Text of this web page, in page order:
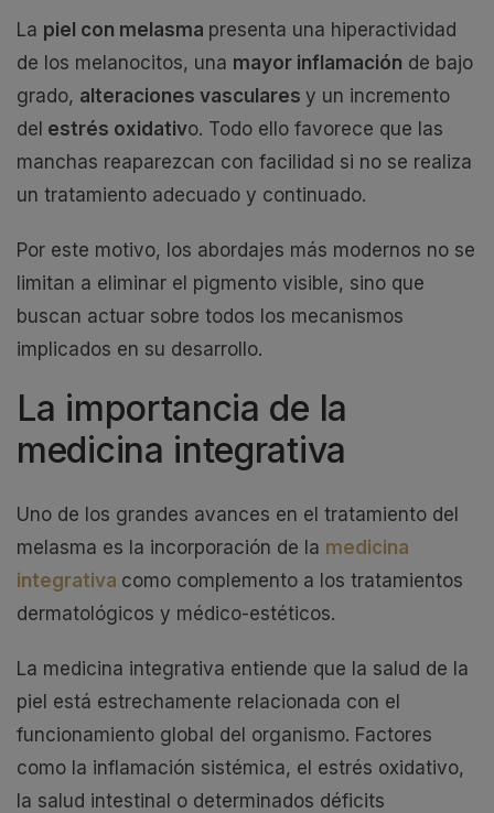
La piel con melasma presenta una hiperactividad
de los melanocitos, una mayor inflamación de bajo
grado, alteraciones vasculares y un incremento
del estrés oxidativo. Todo ello favorece que las
manchas reaparezcan con facilidad si no se realiza
un tratamiento adecuado y continuado.
Por este motivo, los abordajes más modernos no se
limitan a eliminar el pigmento visible, sino que
buscan actuar sobre todos los mecanismos
implicados en su desarrollo.
La importancia de la
medicina integrativa
Uno de los grandes avances en el tratamiento del
melasma es la incorporación de la medicina
integrativa como complemento a los tratamientos
dermatológicos y médico-estéticos.
La medicina integrativa entiende que la salud de la
piel está estrechamente relacionada con el
funcionamiento global del organismo. Factores
como la inflamación sistémica, el estrés oxidativo,
la salud intestinal o determinados déficits